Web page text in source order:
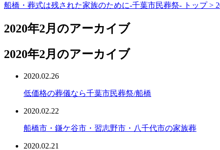
船橋・葬式は残された家族のために-千葉市民葬祭- トップ >
2020年2月のアーカイブ
2020年2月のアーカイブ
2020.02.26
低価格の葬儀なら千葉市民葬祭/船橋
2020.02.22
船橋市・鎌ケ谷市・習志野市・八千代市の家族葬
2020.02.21